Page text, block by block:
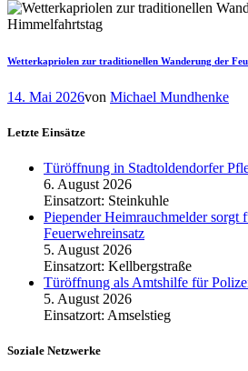
Wetterkapriolen zur traditionellen Wanderung der
14. Mai 2026von Michael Mundhenke
Letzte Einsätze
Türöffnung in Stadtoldendorfer
6. August 2026
Einsatzort: Steinkuhle
Piepender Heimrauchmelder sorgt
Feuerwehreinsatz
5. August 2026
Einsatzort: Kellbergstraße
Türöffnung als Amtshilfe für
5. August 2026
Einsatzort: Amselstieg
Soziale Netzwerke